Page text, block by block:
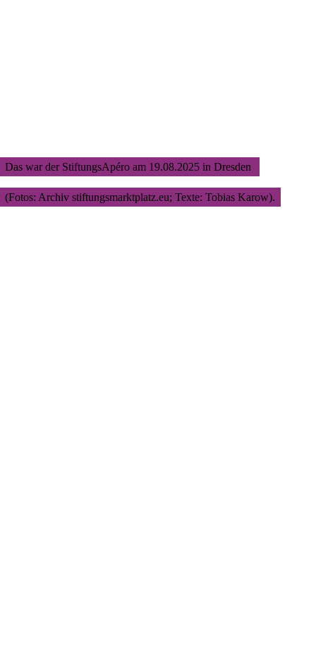
Das war der StiftungsApéro am 19.08.2025 in Dresden
(Fotos: Archiv stiftungsmarktplatz.eu; Texte: Tobias Karow).